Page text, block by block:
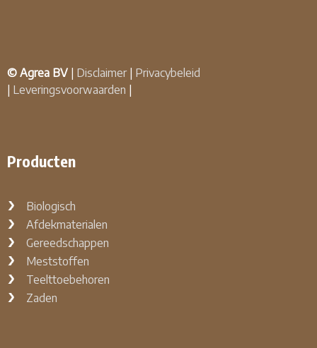
© Agrea BV Disclaimer| Privacybeleid
Leveringsvoorwaarden
Producten
Biologisch
Afdekmaterialen
Gereedschappen
Meststoffen
Teelttoebehoren
Zaden